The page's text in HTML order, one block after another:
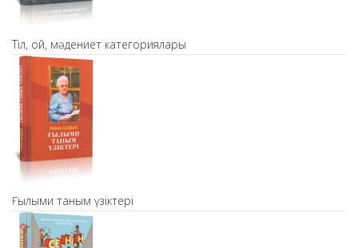
Тіл, ой, мәдениет категориялары
Ғылыми таным үзіктері